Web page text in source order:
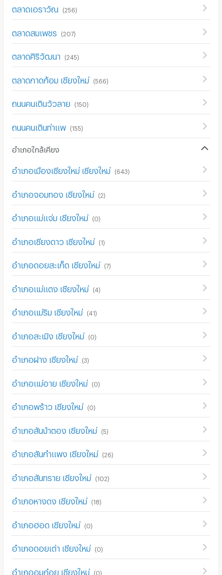
ตลาดเอราวัณ (256)
ตลาดสมเพชร (207)
ตลาดศิริวัฒนา (245)
ตลาดกาดก้อม เชียงใหม่ (566)
ถนนคนเดินวัวลาย (150)
ถนนคนเดินท่าแพ (155)
อำเภอใกล้เคียง
อำเภอเมืองเชียงใหม่ เชียงใหม่ (643)
อำเภอจอมทอง เชียงใหม่ (2)
อำเภอแม่แจ่ม เชียงใหม่ (0)
อำเภอเชียงดาว เชียงใหม่ (1)
อำเภอดอยสะเก็ด เชียงใหม่ (7)
อำเภอแม่แตง เชียงใหม่ (4 )
อำเภอแม่ริม เชียงใหม่ (41)
อำเภอสะเมิง เชียงใหม่ (0)
อำเภอฝาง เชียงใหม่ (3)
อำเภอแม่อาย เชียงใหม่ (0)
อำเภอพร้าว เชียงใหม่ (0)
อำเภอสันป่าตอง เชียงใหม่ (5)
อำเภอสันกำแพง เชียงใหม่ (26)
อำเภอสันทราย เชียงใหม่ (102)
อำเภอหางดง เชียงใหม่ (18)
อำเภอฮอด เชียงใหม่ (0)
อำเภอดอยเต่า เชียงใหม่ (0)
อำเภออมก๋อย เชียงใหม่ (0)